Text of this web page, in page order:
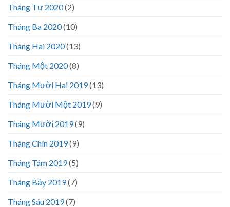
Tháng Tư 2020(2)
Tháng Ba 2020(10)
Tháng Hai 2020(13)
Tháng Một 2020(8)
Tháng Mười Hai 2019(13)
Tháng Mười Một 2019(9)
Tháng Mười 2019(9)
Tháng Chín 2019(9)
Tháng Tám 2019(5)
Tháng Bảy 2019(7)
Tháng Sáu 2019(7)